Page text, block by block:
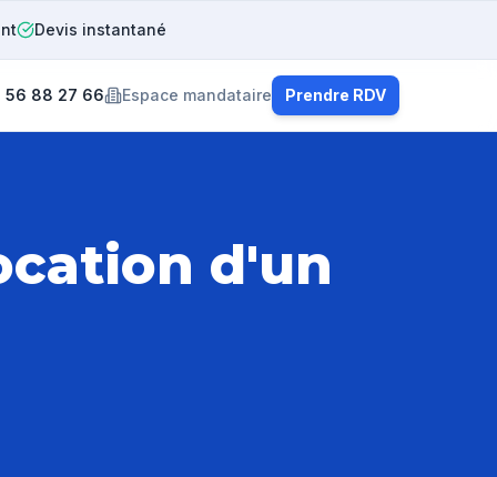
Devis instantané
56 88 27 66 Espace mandataire Prendre RDV
d'un